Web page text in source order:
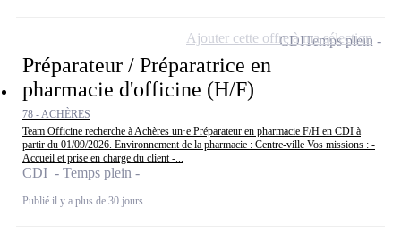
Préparateur / Préparatrice en
pharmacie d'officine (H/F)
78 - ACHÈRES
Team Officine recherche à Achères un·e Préparateur en pharmacie F/H en CDI à
partir du 01/09/2026. Environnement de la pharmacie : Centre-ville Vos missions : -
Accueil et prise en charge du client -...
CDI - Temps plein
Publié il y a plus de 30 jours
CDITemps plein
Ajouter cette offre à ma sélection